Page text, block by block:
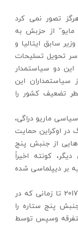
تصور نمی کرد
از حزبش به
سابق ایتالیا و
تحویل تسلیحات
دو سیاستمدار
سیاستمداران این
تضعیف کشور را
ماریو دراگی،
اوکراین حمایت
از جنبش پنج
کونته اخیراً
بر دیپلماسی شده
دی مایو تقریباً به مدت سه سال از سال 2017 تا زمانی که در
جنبش پنج ستاره را
متفرقه وسپس توسط